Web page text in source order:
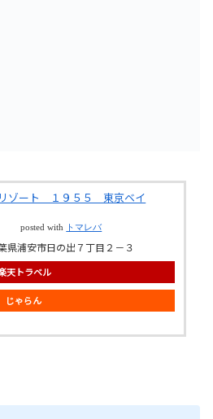
ゾート １９５５ 東京ベイ
posted with トマレバ
県浦安市日の出７丁目２－３
天トラベル
じゃらん